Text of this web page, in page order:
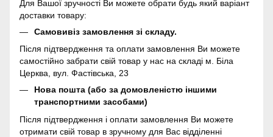
Для Вашої зручності Ви можете обрати будь який варіант
доставки товару:
Самовивіз замовлення зі складу.
Після підтвердження та оплати замовлення Ви можете
самостійно забрати свій товар у нас на складі м. Біла
Церква, вул. Фастівська, 23
Нова пошта (або за домовленістю іншими
транспортними засобами)
Після підтвердження і оплати замовлення Ви можете
отримати свій товар в зручному для Вас відділенні